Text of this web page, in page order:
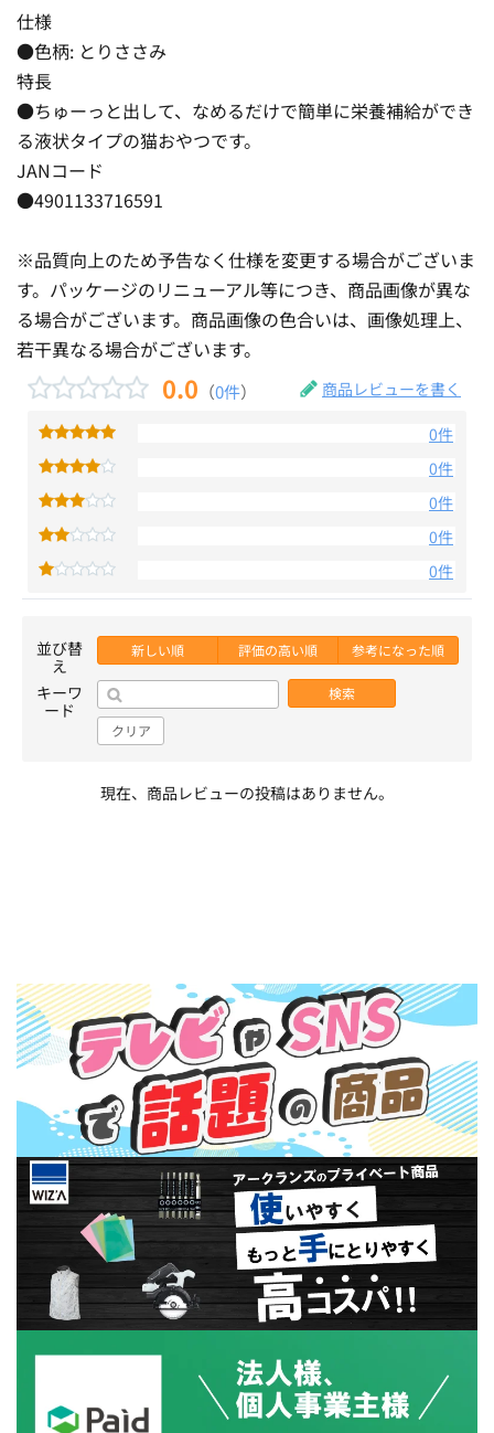
仕様
●色柄: とりささみ
特長
●ちゅーっと出して、なめるだけで簡単に栄養補給ができ
る液状タイプの猫おやつです。
JANコード
●4901133716591
※品質向上のため予告なく仕様を変更する場合がございま
す。パッケージのリニューアル等につき、商品画像が異な
る場合がございます。商品画像の色合いは、画像処理上、
若干異なる場合がございます。
0.0 （0件） 商品レビューを書く
0件
0件
0件
0件
0件
並び替
え
新しい順 評価の高い順 参考になった順
キーワ
ード
検索
クリア
現在、商品レビューの投稿はありません。